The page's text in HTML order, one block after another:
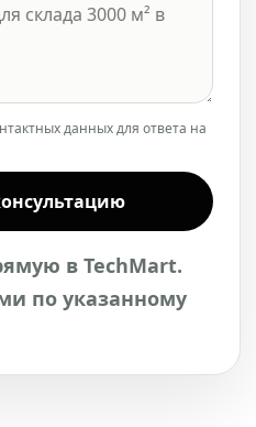
данных для ответа на
в TechMart.
по указанному